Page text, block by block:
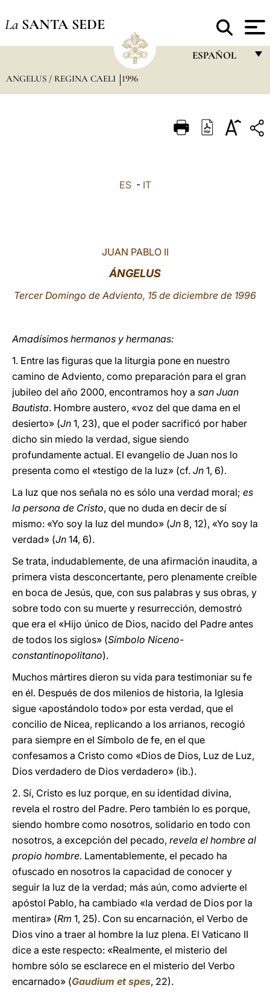
La SANTA SEDE
ESPAÑOL
ITALIANO
LATINE
ANGELUS / REGINA CAELI 1996
ES- IT
JUAN PABLO II
ÁNGELUS
Tercer Domingo de Adviento, 15 de diciembre de 1996
Amadísimos hermanos y hermanas:
1. Entre las figuras que la liturgia pone en nuestro
camino de Adviento, como preparación para el gran
jubileo del año 2000, encontramos hoy a san Juan
Bautista. Hombre austero, «voz del que dama en el
desierto» (Jn 1, 23), que el poder sacrificó por haber
dicho sin miedo la verdad, sigue siendo
profundamente actual. El evangelio de Juan nos lo
presenta como el «testigo de la luz» (cf. Jn 1, 6).
La luz que nos señala no es sólo una verdad moral; es
la persona de Cristo, que no duda en decir de sí
mismo: «Yo soy la luz del mundo» (Jn 8, 12), «Yo soy la
verdad» (Jn 14, 6).
Se trata, indudablemente, de una afirmación inaudita, a
primera vista desconcertante, pero plenamente creíble
en boca de Jesús, que, con sus palabras y sus obras, y
sobre todo con su muerte y resurrección, demostró
que era el «Hijo único de Dios, nacido del Padre antes
de todos los siglos» (Símbolo Niceno-
constantinopolitano).
Muchos mártires dieron su vida para testimoniar su fe
en él. Después de dos milenios de historia, la Iglesia
sigue ‹apostándolo todo» por esta verdad, que el
concilio de Nicea, replicando a los arrianos, recogió
para siempre en el Símbolo de fe, en el que
confesamos a Cristo como «Dios de Dios, Luz de Luz,
Dios verdadero de Dios verdadero» (ib.).
2. Sí, Cristo es luz porque, en su identidad divina,
revela el rostro del Padre. Pero también lo es porque,
siendo hombre como nosotros, solidario en todo con
nosotros, a excepción del pecado, revela el hombre al
propio hombre. Lamentablemente, el pecado ha
ofuscado en nosotros la capacidad de conocer y
seguir la luz de la verdad; más aún, como advierte el
apóstol Pablo, ha cambiado «la verdad de Dios por la
mentira» (Rm 1, 25). Con su encarnación, el Verbo de
Dios vino a traer al hombre la luz plena. El Vaticano II
dice a este respecto: «Realmente, el misterio del
hombre sólo se esclarece en el misterio del Verbo
encarnado» (Gaudium et spes, 22).